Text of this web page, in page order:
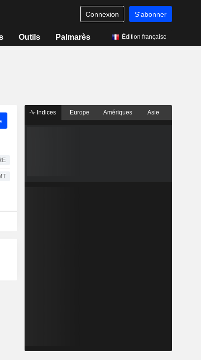
Connexion S'abonner
Outils Palmarès Édition française
Indices Europe Amériques Asie